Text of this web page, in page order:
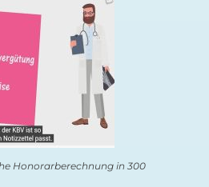
Honorarberechnung in 300